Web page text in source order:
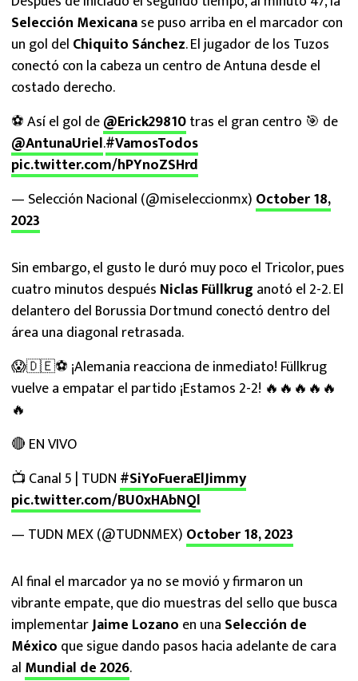
Selección Mexicanase puso arriba en el marcador con
un gol del Chiquito Sánchez. El jugador de los Tuzos
conectó con la cabeza un centro de Antuna desde el
costado derecho.
⚽️ Así el gol de@Erick29810tras el gran centro 🎯 de
@AntunaUriel.#VamosTodos
pic.twitter.com/hPYnoZSHrd
— Selección Nacional (@miseleccionmx) October 18,
2023
Sin embargo, el gusto le duró muy poco el Tricolor, pues
cuatro minutos después Niclas Füllkrug anotó el 2-2. El
delantero del Borussia Dortmund conectó dentro del
área una diagonal retrasada.
😱🇩🇪⚽️ ¡Alemania reacciona de inmediato! Füllkrug
vuelve a empatar el partido ¡Estamos 2-2! 🔥🔥🔥🔥🔥
🔥
🔴 EN VIVO
📺 Canal 5 | TUDN #SiYoFueraElJimmy
pic.twitter.com/BU0xHAbNQl
— TUDN MEX (@TUDNMEX) October 18, 2023
Al final el marcador ya no se movió y firmaron un
vibrante empate, que dio muestras del sello que busca
implementarJaime Lozano en una Selección de
México que sigue dando pasos hacia adelante de cara
al Mundial de 2026.